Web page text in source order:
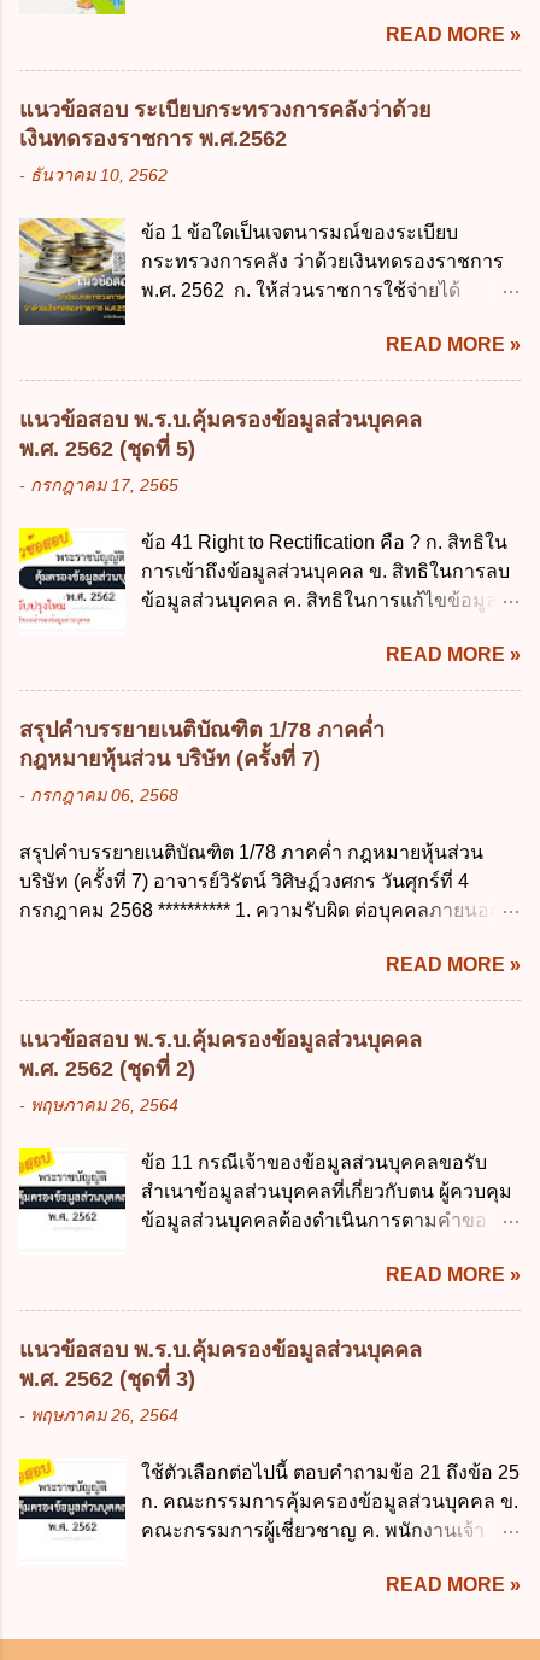
เครือข่ายดิจิทัล ง. เพิ่มประสิทธิภาคในการใช้
จ่ายงบประมาณให้เกิดความคุ้มค่าและเป็นไป
ตามเป้าหมาย ข้อ 3 ข้อใดกล่าวได้ถูกต้องที่สุด
เกี่ยวกับ "แผนพัฒนารัฐบาลดิจิทัล" ก. เป็นธร
รับผิดชอบในการบริหารจัดการข้อมูลของ
หน่วยงานของรัฐ ง. กำหนดกรอบและทิศทาง
การบริหารงานภาครัฐและการจัดทำบริการ
พัฒนารัฐบาลดิจิทัลโดยตำแหน่ง ม...
เรื่อง หลักเกณฑ์และวิธีการปฏิบัติสำหรับผู้ที่
มิใช่ผู้ปกครองซึ่งมีเด็กที่มีอายุในเกณฑ์การ
ศึกษาภาคบังคับอาศัยอยู่" ออกตามความใน
มีสาระสำคัญดังนี้ 1. คำว่า "เด็ก" หมายถึง เด็ก
เว้นแต่เด็กที่สอบได้ชั้นปีที่ 9 ของการศึกษา
ภาคบังคับแล้ว 2. ผู้ปกครอง คือ 2.1 บิดา
มารดา 2.2 บิดาหรือมารดา ซึ่งเป็นผู้ใช้
กฎหมายแพ่งและพาณิชย์ 2.4 บุคคลที่เด็ก
อยู่ด้วยเป็นประจำหรือที่เด็กอยู่รับใช้การงาน
3. ผู้ปกครองดังกล่าว มีหน้าที่ ส่งเด็กเข้าเรียน
ในสถานศึกษาในวันแรกของการเปิดเรียนภาค
การเปิดเรียนภาคต้น ถ้าสถานศึกษายังมิไ...
READ MORE »
แนวข้อสอบ ระเบียบกระทรวงการคลังว่าด้วย
เงินทดรองราชการ พ.ศ.2562
- ธันวาคม 10, 2562
ข้อ 1 ข้อใดเป็นเจตนารมณ์ของระเบียบ
กระทรวงการคลัง ว่าด้วยเงินทดรองราชการ
พ.ศ. 2562 ก. ให้ส่วนราชการใช้จ่ายได้
ส่วนราชการมีเงินทดรองราชการเพื่อรองจ่าย
ตามข้อผูกพันในการกู้เงินจากต่างประเทศ ค.
รองรับการปฏิบัติงานด้านการเงินการคลังตาม
นโยบาย New GFMIS Thai ง. สนับสนุนการให้
ความช่วยเหลือในกรณีจำเป็นเร่งด่วนที่ไม่
สามารถรอการเบิกเงินจากงบประมาณได้ ข้อ
ราชการ พ.ศ. 2562 ออกโดยอาศัยกฎหมาย
แม่บทใด ก. พระราชบัญญัติวิธีการงบ
ประมาณ พ.ศ. 2561 ข. พระราชบัญญัติวินัย
บัญญัติเงินคงคลัง พ.ศ. 2491 ง. ระเบียบ
กระทรวงการคลัง ว่าด้วยการเบิกเงินจากคลัง
การรับเงิน การจ่ายเงิน การเก็บรักษาเงิน และ
การนำเงินส่งคลัง พ.ศ. 2562 ข้อ 3 ส่วน
สำรองจ่ายได้แห่งละไม่เกินเท่าใร ก. 100,000
บาท ข. 50,000 บาท ค. 30,000 บาท ง. 10,000
บาท ข้อ 4 ดอกเบี้ยที่เกิดจากการนำเงินทดรอง
READ MORE »
แนวข้อสอบ พ.ร.บ.คุ้มครองข้อมูลส่วนบุคคล
พ.ศ. 2562 (ชุดที่ 5)
- กรกฎาคม 17, 2565
ข้อ 41 Right to Rectification คือ ? ก. สิทธิใน
การเข้าถึงข้อมูลส่วนบุคคล ข. สิทธิในการลบ
ข้อมูลส่วนบุคคล ค. สิทธิในการแก้ไขข้อมูล
การประมวลผลข้อมูลส่วนบุคคล ข้อ 42 ผู้
ควบคุมข้อมูลส่วนบุคคลต้องแก้ไขข้อมูลส่วน
บุคคลตามหลักการข้อใด ก. ถูกต้อง เป็น
ปัจจุบัน ข. สมบูรณ์ ค. ไม่ก่อให้เกิดความ
เข้าใจผิด ง. ถูกทุกข้อ ข้อ 43 มาตรการทาง
กฎหมายคุ้มครองข้อมูลส่วนบุคคล ในกรณีผู้
ข้อมูลส่วนบุคคลให้ถูกต้อง ก. ร้องทุกข์ ข. ร้อง
เรียน ค. อุทธรณ์ ง. ฟ้องร้อง ข้อ 44 หลักการ
สำคัญของสิทธิในการลบข้อมูลส่วนบุคคล คือ
ลบข้อมูลส่วนบุคคล ข. ขอให้ทำลายข้อมูล
ส่วนบุคคล ค. ทำให้ข้อมูลส่วนบุคคลไม่
สามารถระบุถึงตนได้ ง. ถูกทุกข้อ ข้อ 45
เงื่อนไข ในการใช้สิทธิลบข้อมูลส่วนบุคคล ข้อ
ส่วนบุคคลที่ไม่สมบูรณ์ ค. เจ้าของข้อมูลส่วน
บุคคลถอนความยินยอมในการเก็บรวบรวม
ใช้หรือเปิดเผยข้อมูลส่วนบุคคล ง. ข้อมูลส่วน
บุคคลได้ถูกใช้ประมวลผลโดยไม่ชอบด้วย
READ MORE »
สรุปคำบรรยายเนติบัณฑิต 1/78 ภาคค่ำ
กฎหมายหุ้นส่วน บริษัท (ครั้งที่ 7)
- กรกฎาคม 06, 2568
สรุปคำบรรยายเนติบัณฑิต 1/78 ภาคค่ำ กฎหมายหุ้นส่วน
บริษัท (ครั้งที่ 7) อาจารย์วิรัตน์ วิศิษฏ์วงศกร วันศุกร์ที่ 4
กรกฎาคม 2568 ********** 1. ความรับผิด ต่อบุคคลภายนอก
คนใดคนหนึ่งได้จัดทำไปในทางที่เป็น ธรรมดาการค้าขาย
ของห้างหุ้นส่วน ม.1050 , 1025 โดยพิจารณาตามสภาพแห่ง
กิจการ การงานของห้าง และประเพณีทางการค้า -หุ้นส่วน
ต้องจัดการในนามของห้าง ไม่ว่าจะมีมูลเหตุจูงใจเพราะทุจริต
หรือมีอำนาจจัดการหรือไม่ก็ตาม จึงเป็นไปตามหลักกฎหมาย
ปิดปากหุ้นส่วนคนอื่น และหลักลูกหนี้ร่วมตามม.291 เพื่อ
เกิดมูลหนี้ใดก็ตาม รวมถึงมูลละเมิด 1.1) กรณีห้างหุ้นส่วน
สามัญจดทะเบียน เมื่อห้าง ผิดนัด ชำระหนี้ เจ้าหนี้ของห้างฯ
ชอบที่จะเรียกให้ชำระหนี้เอาแต่ผู้เป็นหุ้นส่วนคนใคคนหนึ่ง
ห้างยังมีพอที่จะชำระหนี้ได้ และการที่จะบังคับเอาแก่ห้างนั้น
ไม่เป็นการยาก ซึ่งแล้วแต่ศาลจะเห็นสมควร ม.1071 (ต่างกับ
กรณีค้ำประกัน ม.689 ศาลใช้ดุลพินิจไม่ได้) 1.2) กรณีห้างหุ้น
ส่วน...
READ MORE »
แนวข้อสอบ พ.ร.บ.คุ้มครองข้อมูลส่วนบุคคล
พ.ศ. 2562 (ชุดที่ 2)
- พฤษภาคม 26, 2564
ข้อ 11 กรณีเจ้าของข้อมูลส่วนบุคคลขอรับ
สำเนาข้อมูลส่วนบุคคลที่เกี่ยวกับตน ผู้ควบคุม
ข้อมูลส่วนบุคคลต้องดำเนินการตามคำขอ
รับคำขอ ข. ไม่เกิน 15 วัน นับแต่วันที่ได้
รับคำขอ ค. ไม่เกิน 30 วัน นับแต่วันที่ได้
รับคำขอ ง. ไม่เกิน 60 วัน นับแต่วันที่ได้รับคำ
ขอ ข้อ 12 โดยทั่วไปหากมีการละเมิดข้อมูล
ส่วนบุคคล ผู้ควบคุมข้อมูลส่วนบุคคลมีหน้าที่
แจ้งเหตุการละเมิดดังกล่าวแก่สำนักงานคณะ
กำหนดเวลาใด ก. 24 ชั่วโมง ข. 48 ชั่วโมง ค.
72 ชั่วโมง ง. ไม่มีข้อใดถูกต้อง ใช้ตัวเลือกต่อ
ไปนี้ ตอบคำถามในข้อ 13 ถึงข้อ 16 ก. ผู้
ข้อมูลส่วนบุคคล ค. เจ้าหน้าที่คุ้มครองข้อมูล
READ MORE »
แนวข้อสอบ พ.ร.บ.คุ้มครองข้อมูลส่วนบุคคล
พ.ศ. 2562 (ชุดที่ 3)
- พฤษภาคม 26, 2564
ใช้ตัวเลือกต่อไปนี้ ตอบคำถามข้อ 21 ถึงข้อ 25
ก. คณะกรรมการคุ้มครองข้อมูลส่วนบุคคล ข.
คณะกรรมการผู้เชี่ยวชาญ ค. พนักงานเจ้า
เศรษฐกิจและสังคม ข้อ 21 ผู้มีหน้าที่และ
บัญญัติคุ้มครองข้อมูลส่วนบุคคล พ.ศ. 2562
READ MORE »